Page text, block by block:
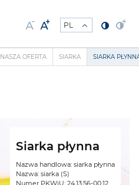
NASZA OFERTA SIARKA SIARKA
Siarka płynna
Nazwa handlowa: siarka płynna
Nazwa: siarka (S)
Numer PKWiU: 24.13.56-00.12